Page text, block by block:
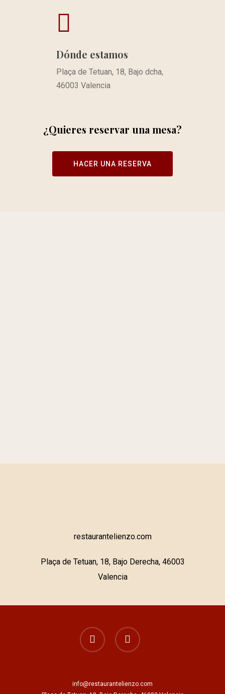
Dónde estamos
Plaça de Tetuan, 18, Bajo dcha,
46003 Valencia
¿Quieres reservar una mesa?
HACER UNA RESERVA
restaurantelienzo.com
Plaça de Tetuan, 18, Bajo Derecha, 46003
Valencia
facebook instagram
info@restaurantelienzo.com